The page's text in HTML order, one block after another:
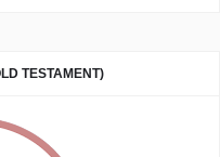
TESTAMENT)